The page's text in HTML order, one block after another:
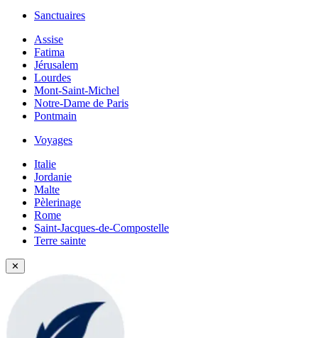
Sanctuaires
Assise
Fatima
Jérusalem
Lourdes
Mont-Saint-Michel
Notre-Dame de Paris
Pontmain
Voyages
Italie
Jordanie
Malte
Pèlerinage
Rome
Saint-Jacques-de-Compostelle
Terre sainte
✕